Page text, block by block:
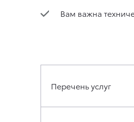
Вам важна
Перечень услуг